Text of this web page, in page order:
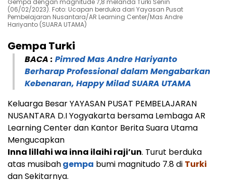
(06/02/2023). Foto: Ucapan berduka dari Yayasan Pusat
Pembelajaran Nusantara/AR Learning Center/Mas Andre
Hariyanto (SUARA UTAMA)
Gempa Turki
BACA : Pimred Mas Andre Hariyanto
Berharap Professional dalam Mengabarkan
Kebenaran, Happy Milad SUARA UTAMA
Keluarga Besar YAYASAN PUSAT PEMBELAJARAN
NUSANTARA D.I Yogyakarta bersama Lembaga AR
Learning Center dan Kantor Berita Suara Utama
Mengucapkan
Inna lillahi wa inna ilaihi raji’un. Turut berduka
atas musibahgempa bumi magnitudo 7.8 di Turki
dan Sekitarnya.